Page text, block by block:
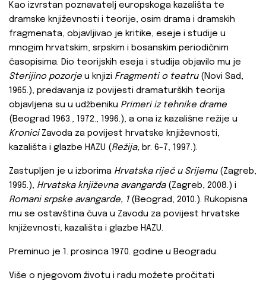
Kao izvrstan poznavatelj europskoga kazališta te
dramske književnosti i teorije, osim drama i dramskih
fragmenata, objavljivao je kritike, eseje i studije u
mnogim hrvatskim, srpskim i bosanskim periodičnim
časopisima. Dio teorijskih eseja i studija objavilo mu je
Sterijino pozorje u knjizi Fragmenti o teatru(Novi Sad,
1965.), predavanja iz povijesti dramaturških teorija
objavljena su u udžbeniku Primeri iz tehnike drame
(Beograd 1963., 1972., 1996.), a ona iz kazališne režije u
KroniciZavoda za povijest hrvatske književnosti,
kazališta i glazbe HAZU (Režija, br. 6-7, 1997.).
Zastupljen je u izborima Hrvatska riječ u Srijemu(Zagreb,
1995.), Hrvatska književna avangarda(Zagreb, 2008.) i
Romani srpske avangarde, 1(Beograd, 2010.). Rukopisna
mu se ostavština čuva u Zavodu za povijest hrvatske
književnosti, kazališta i glazbe HAZU.
Preminuo je 1. prosinca 1970. godine u Beogradu.
Više o njegovom životu i radu možete pročitati